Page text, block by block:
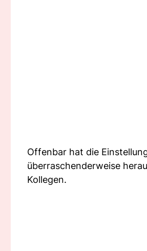
Offenbar hat die
überraschenderweise
Kollegen.